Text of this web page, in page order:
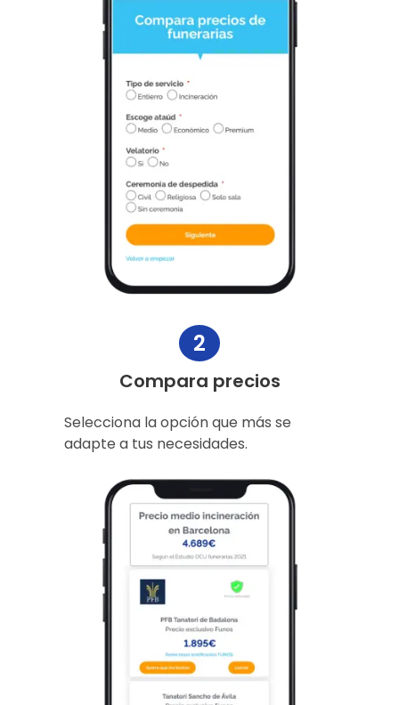
2
Compara precios
Selecciona la opción que más se
adapte a tus necesidades.